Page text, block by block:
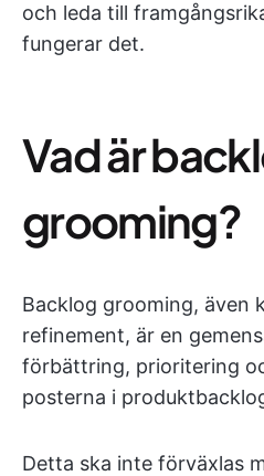
och leda till
fungerar det.
Vad är
grooming?
Backlog grooming, även
refinement, är en
förbättring, prioritering
posterna i
Detta ska inte förväxlas